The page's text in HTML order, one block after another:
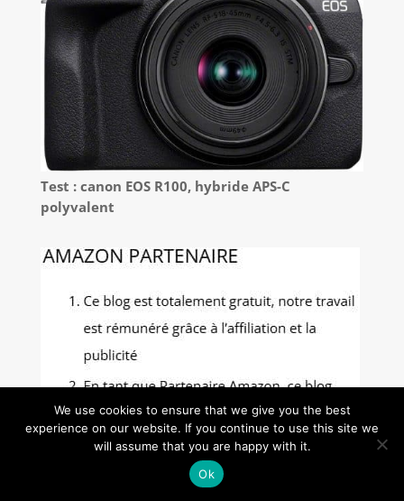
Test : canon EOS R100, hybride APS-C
polyvalent
We use cookies to ensure that we give you the best
experience on our website. If you continue to use this site we
will assume that you are happy with it.
Ok